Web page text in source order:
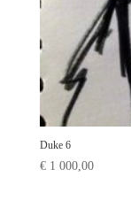
Duke 6
€1 000,00